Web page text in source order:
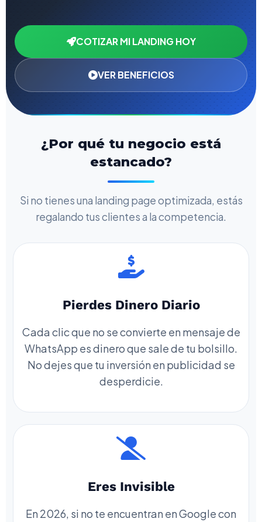
COTIZAR MI LANDING HOY
VER BENEFICIOS
¿Por qué tu negocio está
estancado?
Si no tienes una landing page optimizada, estás
regalando tus clientes a la competencia.
Pierdes Dinero Diario
Cada clic que no se convierte en mensaje de
WhatsApp es dinero que sale de tu bolsillo.
No dejes que tu inversión en publicidad se
desperdicie.
Eres Invisible
En 2026, si no te encuentran en Google con